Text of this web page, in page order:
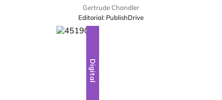
Gertrude Chandler
Editorial: PublishDrive
Digital